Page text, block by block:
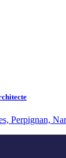
Perpignan,